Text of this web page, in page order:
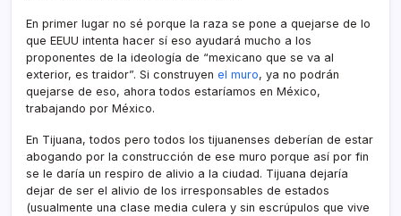
En primer lugar no sé porque la raza se pone a quejarse de lo
que EEUU intenta hacer sí­ eso ayudará mucho a los
proponentes de la ideologí­a de “mexicano que se va al
exterior, es traidor”. Si construyen el muro, ya no podrán
quejarse de eso, ahora todos estarí­amos en México,
trabajando por México.
En Tijuana, todos pero todos los tijuanenses deberí­an de estar
abogando por la construcción de ese muro porque así­ por fin
se le darí­a un respiro de alivio a la ciudad. Tijuana dejarí­a
dejar de ser el alivio de los irresponsables de estados
(usualmente una clase media culera y sin escrúpulos que vive